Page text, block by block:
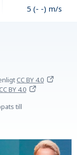
5 (- -) m/s
CC BY 4.0
BY 4.0
till